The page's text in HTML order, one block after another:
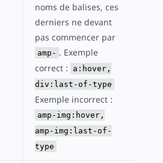
noms de balises, ces
derniers ne devant
pas commencer par
amp- . Exemple
correct :
a:hover,
div:last-of-type
Exemple incorrect :
amp-img:hover,
amp-img:last-of-
type